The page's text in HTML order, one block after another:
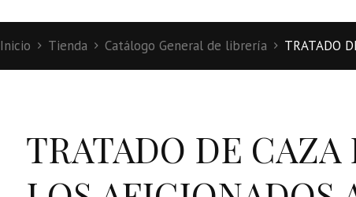
Inicio Tienda Catálogo General de librería TRATADO
TRATADO DE CAZA